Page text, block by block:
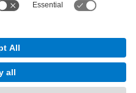
FA. Departament